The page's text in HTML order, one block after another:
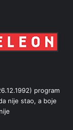
program
nije stao, a boje